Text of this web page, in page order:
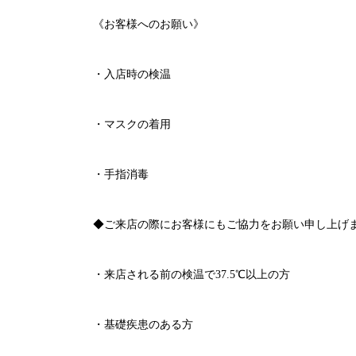
《お客様へのお願い》
・入店時の検温
・マスクの着用
・手指消毒
◆ご来店の際にお客様にもご協力をお願い申し上げ
・来店される前の検温で37.5℃以上の方
・基礎疾患のある方